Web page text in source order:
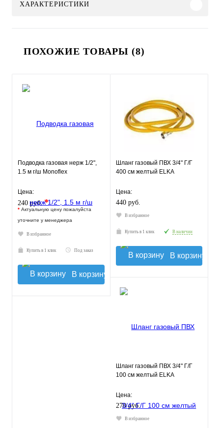
ХАРАКТЕРИСТИКИ
ПОХОЖИЕ ТОВАРЫ (8)
Подводка газовая нерж 1/2",
1.5 м г/ш Monoflex
Цена:
240 руб.*
* Актуальную цену пожалуйста
уточните у менеджера
В избранное
Купить в 1 клик Под заказ
В корзину
Шланг газовый ПВХ 3/4" Г/Г
400 см желтый ELKA
Цена:
440 руб.
В избранное
Купить в 1 клик В наличии
В корзину
Шланг газовый ПВХ 3/4" Г/Г
100 см желтый ELKA
Цена:
270 руб.
В избранное